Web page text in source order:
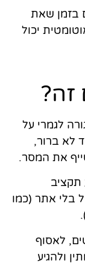
בזמן שאת
יכול
זה?
לגמרי על
לא ברור,
את המסר.
תקציב
בלי אתר (כמו
לאסוף
ולהגיע